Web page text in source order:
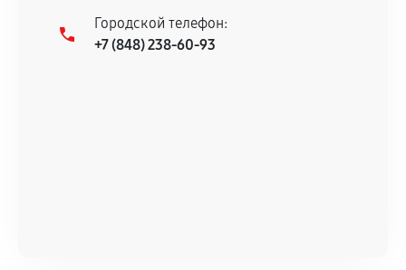
Городской телефон:
+7 (848) 238-60-93